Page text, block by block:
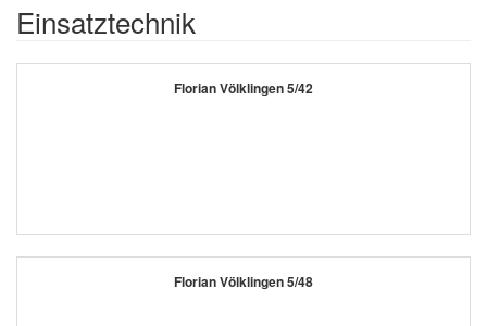
Einsatztechnik
Florian Völklingen 5/42
Florian Völklingen 5/48